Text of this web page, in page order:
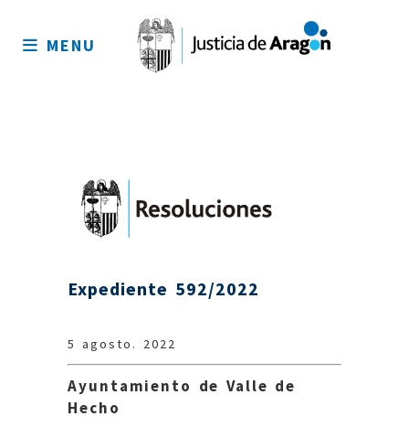
sitio
MENU
Expediente 592/2022
5 agosto. 2022
Ayuntamiento de Valle de
Hecho